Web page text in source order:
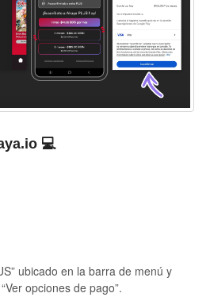
💻
ubicado en la barra de menú y
opciones de pago”.